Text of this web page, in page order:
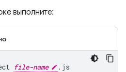
выполните:
file-name .js